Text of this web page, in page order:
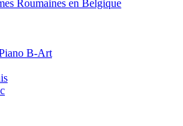
Roumaines en Belgique
B-Art